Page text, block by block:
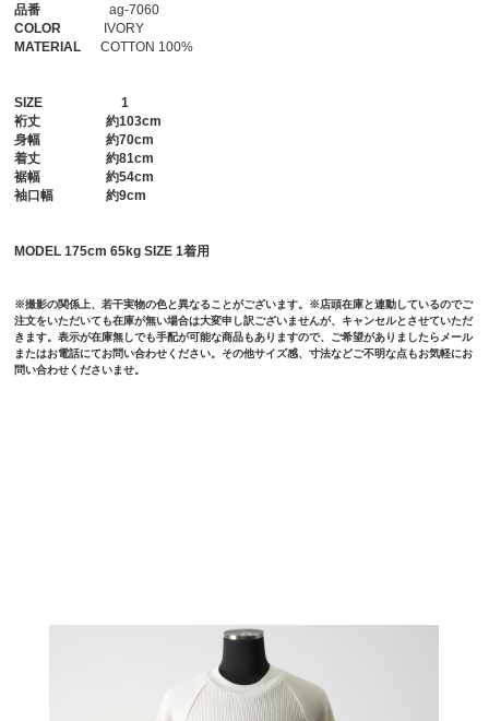
品番 ag-7060
COLOR IVORY
MATERIAL COTTON 100%
SIZE
1
裄丈 約103cm
身幅 約70cm
着丈 約81cm
裾幅 約54cm
袖口幅 約9cm
MODEL 175cm 65kg SIZE 1着用
※撮影の関係上、若干実物の色と異なることがございます。※店頭在庫と連動しているのでご
注文をいただいても在庫が無い場合は大変申し訳ございませんが、キャンセルとさせていただ
きます。表示が在庫無しでも手配が可能な商品もありますので、ご希望がありましたらメール
またはお電話にてお問い合わせください。その他サイズ感、寸法などご不明な点もお気軽にお
問い合わせくださいませ。